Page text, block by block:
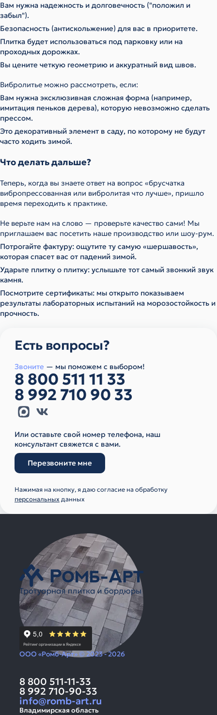
Вам нужна надежность и долговечность ("положил и
забыл").
Безопасность (антискольжение) для вас в приоритете.
Плитка будет использоваться под парковку или на
проходных дорожках.
Вы цените четкую геометрию и аккуратный вид швов.
Вибролитье можно рассмотреть, если:
Вам нужна эксклюзивная сложная форма (например,
имитация пеньков дерева), которую невозможно сделать
прессом.
Это декоративный элемент в саду, по которому не будут
часто ходить зимой.
Что делать дальше?
Теперь, когда вы знаете ответ на вопрос «брусчатка
вибропрессованная или вибролитая что лучше», пришло
время переходить к практике.
Не верьте нам на слово — проверьте качество сами! Мы
приглашаем вас посетить наше производство или шоу-рум.
Потрогайте фактуру: ощутите ту самую «шершавость»,
которая спасет вас от падений зимой.
Ударьте плитку о плитку: услышьте тот самый звонкий звук
камня.
Посмотрите сертификаты: мы открыто показываем
результаты лабораторных испытаний на морозостойкость и
прочность.
Есть вопросы?
Звоните — мы поможем с выбором!
8 800 511 11 33
8 992 710 90 33
Или оставьте свой номер телефона, наш
консультант свяжется с вами.
Перезвоните мне
Нажимая на кнопку, я даю согласие на обработку
персональныхданных
ООО «Ромб-Арт» © 2023 - 2026
8 800 511-11-33
8 992 710-90-33
info@romb-art.ru
Владимирская область